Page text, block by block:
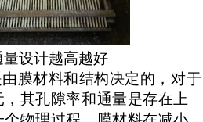
设计越高越好
膜材料和结构决定的，对于
其孔隙率和通量是存在上